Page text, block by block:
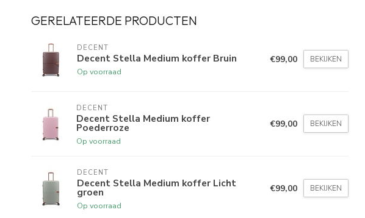
GERELATEERDE PRODUCTEN
DECENT
Decent Stella Medium koffer Bruin
Op voorraad
€99,00 BEKIJKEN
DECENT
Decent Stella Medium koffer
Poederroze
Op voorraad
€99,00 BEKIJKEN
DECENT
Decent Stella Medium koffer Licht
groen
Op voorraad
€99,00 BEKIJKEN